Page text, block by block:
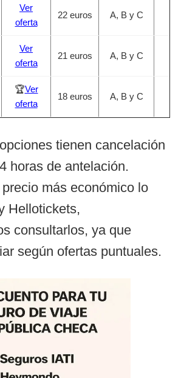
Ver
oferta
22 euros A, B y C
Ver
oferta
21 euros A, B y C
🏆Ver
oferta
18 euros A, B y C
tienen cancelación
horas de antelación.
más económico lo
Hellotickets,
consultarlos, ya que
según ofertas puntuales.